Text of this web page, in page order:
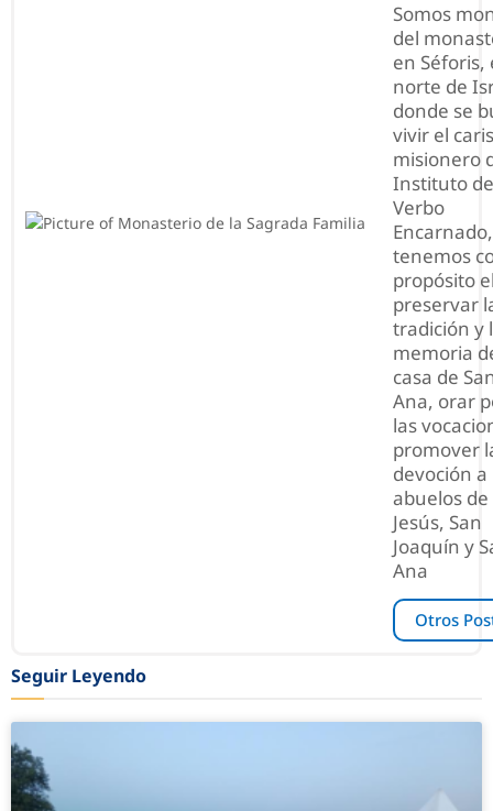
Somos
del
en Séforis,
norte de
donde se
vivir el
misionero
Instituto
Verbo
Encarnado,
tenemos
propósito
preservar
tradición y
memoria
casa de
Ana, orar
las
promover
devoción a
abuelos de
Jesús, San
Joaquín y
Ana
Otros
Seguir Leyendo